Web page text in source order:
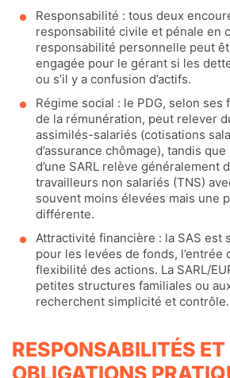
Responsabilité : tous deux
responsabilité civile et pénale en
responsabilité personnelle peut
engagée pour le gérant si les
ou s’il y a confusion d’actifs.
Régime social : le PDG, selon
de la rémunération, peut relever
assimilés-salariés (cotisations
d’assurance chômage), tandis
d’une SARL relève généralement
travailleurs non salariés (TNS)
souvent moins élevées mais une
différente.
Attractivité financière : la SAS est
pour les levées de fonds, l’entrée
flexibilité des actions. La SARL/
petites structures familiales ou
recherchent simplicité et contrôle.
RESPONSABILITÉS ET
OBLIGATIONS